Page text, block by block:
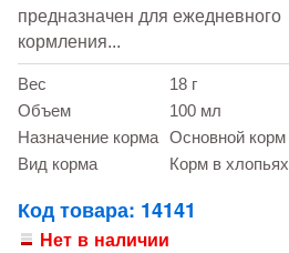
предназначен для ежедневного
кормления...
Вес
18 г
Объем
100 мл
Назначение корма
Основной корм
Вид корма
Корм в хлопьях
Код товара: 14141
Нет в наличии